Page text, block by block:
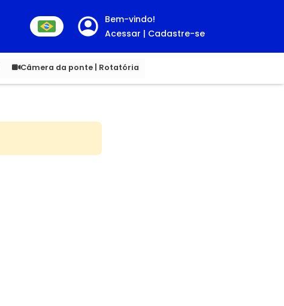
Bem-vindo!
Acessar | Cadastre-se
Câmera da ponte | Rotatória
1.00